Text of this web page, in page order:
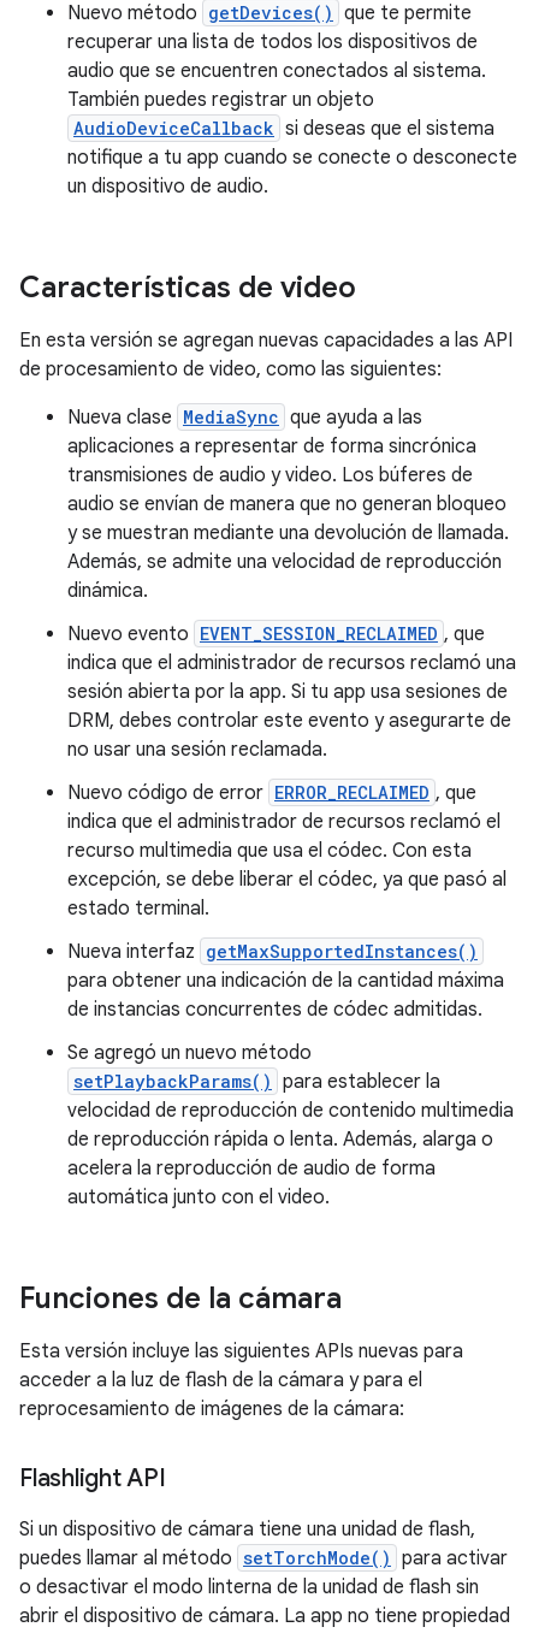
Nuevo método getDevices() que te permite
recuperar una lista de todos los dispositivos de
audio que se encuentren conectados al sistema.
También puedes registrar un objeto
AudioDeviceCallback si deseas que el sistema
notifique a tu app cuando se conecte o desconecte
un dispositivo de audio.
Características de video
En esta versión se agregan nuevas capacidades a las API
de procesamiento de video, como las siguientes:
Nueva clase MediaSync que ayuda a las
aplicaciones a representar de forma sincrónica
transmisiones de audio y video. Los búferes de
audio se envían de manera que no generan bloqueo
y se muestran mediante una devolución de llamada.
Además, se admite una velocidad de reproducción
dinámica.
Nuevo evento EVENT_SESSION_RECLAIMED , que
indica que el administrador de recursos reclamó una
sesión abierta por la app. Si tu app usa sesiones de
DRM, debes controlar este evento y asegurarte de
no usar una sesión reclamada.
Nuevo código de error ERROR_RECLAIMED , que
indica que el administrador de recursos reclamó el
recurso multimedia que usa el códec. Con esta
excepción, se debe liberar el códec, ya que pasó al
estado terminal.
Nueva interfaz getMaxSupportedInstances()
para obtener una indicación de la cantidad máxima
de instancias concurrentes de códec admitidas.
Se agregó un nuevo método
setPlaybackParams() para establecer la
velocidad de reproducción de contenido multimedia
de reproducción rápida o lenta. Además, alarga o
acelera la reproducción de audio de forma
automática junto con el video.
Funciones de la cámara
Esta versión incluye las siguientes APIs nuevas para
acceder a la luz de flash de la cámara y para el
reprocesamiento de imágenes de la cámara:
Flashlight API
Si un dispositivo de cámara tiene una unidad de flash,
puedes llamar al método setTorchMode() para activar
o desactivar el modo linterna de la unidad de flash sin
abrir el dispositivo de cámara. La app no tiene propiedad